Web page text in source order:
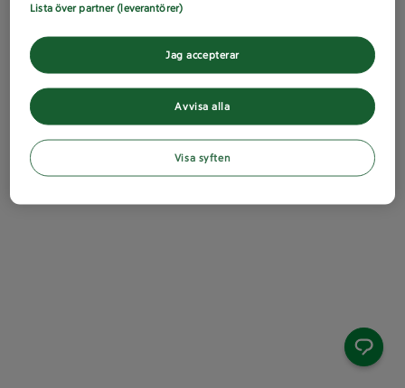
Lista över partner (leverantörer)
Avvisa alla
Jag accepterar
Visa syften